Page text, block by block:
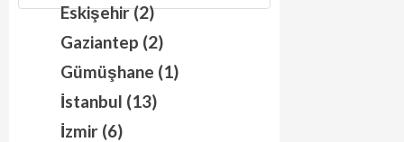
Eskişehir (2)
Gaziantep (2)
Gümüşhane (1)
İstanbul (13)
İzmir (6)